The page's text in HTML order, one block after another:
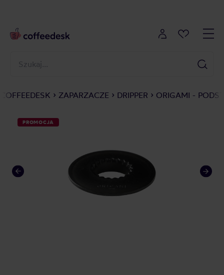
COFFEEDESK ZAPARZACZE DRIPPER ORIGAMI -
PROMOCJA